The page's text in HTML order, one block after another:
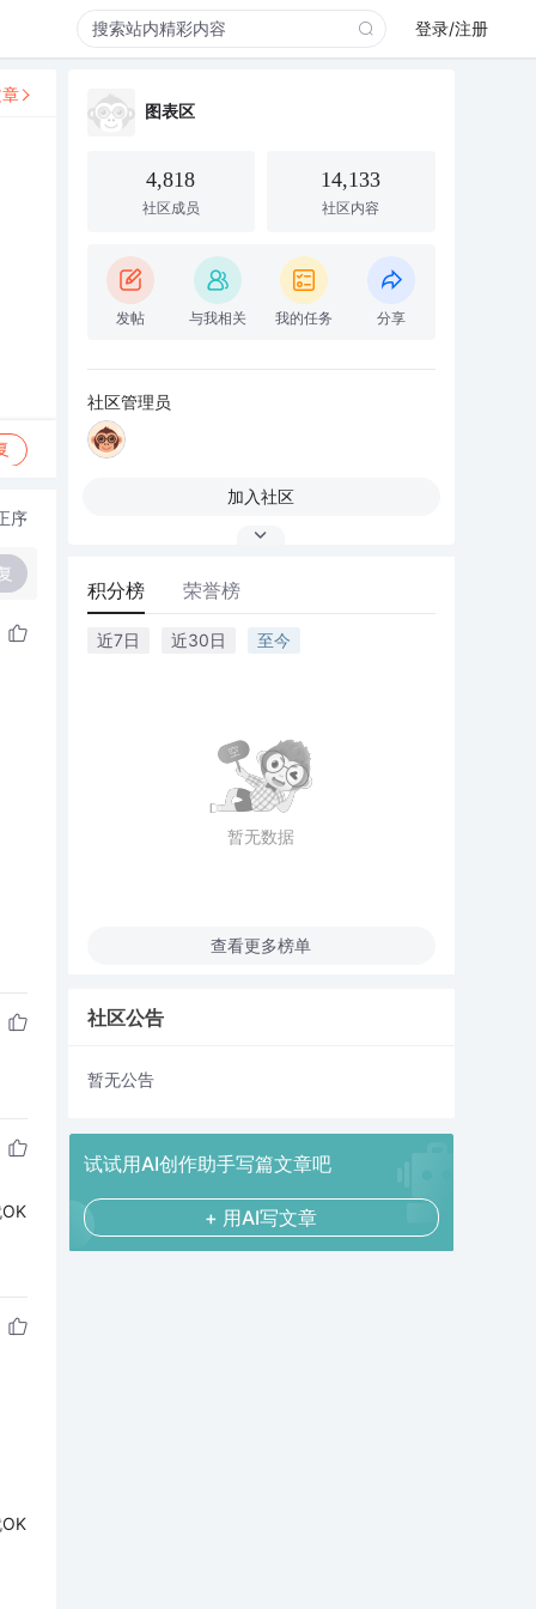
登录/注册
序
图表区
4,818
社区成员
14,133
社区内容
发帖 与我相关 我的任务 分享
社区管理员
加入社区
积分榜 荣誉榜
近7日 近30日 至今
暂无数据
查看更多榜单
社区公告
暂无公告
试试用AI创作助手写篇文章吧
+ 用AI写文章